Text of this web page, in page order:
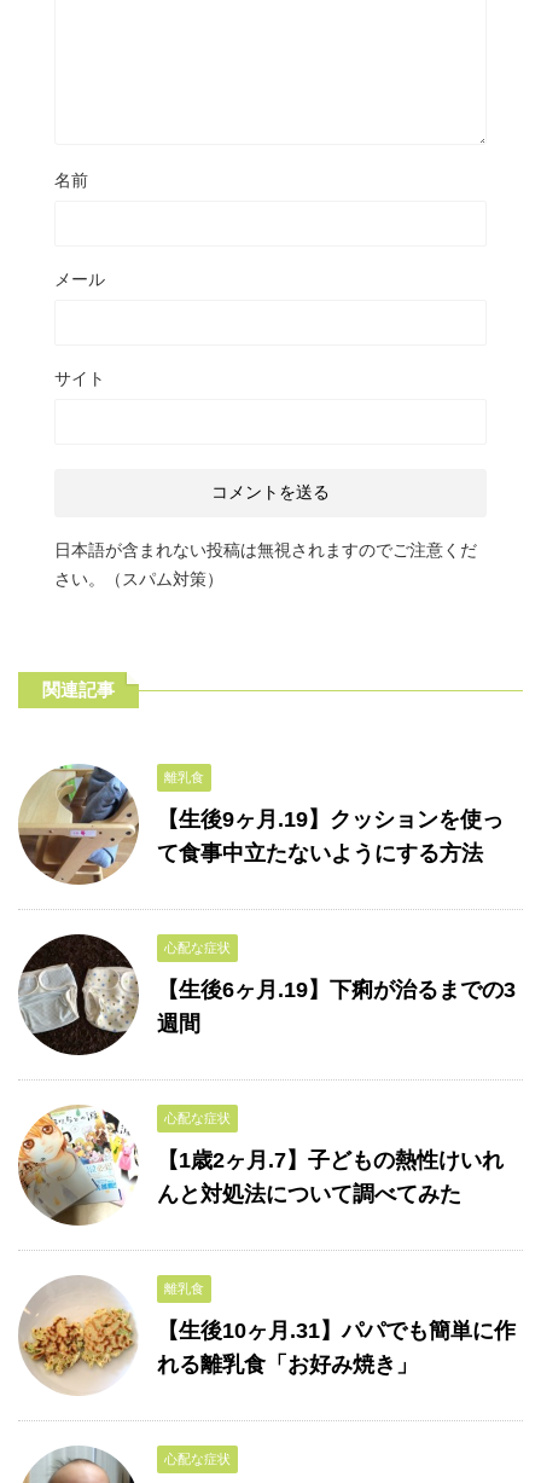
名前
メール
サイト
日本語が含まれない投稿は無視されますのでご注意くだ
さい。（スパム対策）
関連記事
離乳食
【生後9ヶ月.19】クッションを使っ
て食事中立たないようにする方法
心配な症状
【生後6ヶ月.19】下痢が治るまでの3
週間
心配な症状
【1歳2ヶ月.7】子どもの熱性けいれ
んと対処法について調べてみた
離乳食
【生後10ヶ月.31】パパでも簡単に作
れる離乳食「お好み焼き」
心配な症状